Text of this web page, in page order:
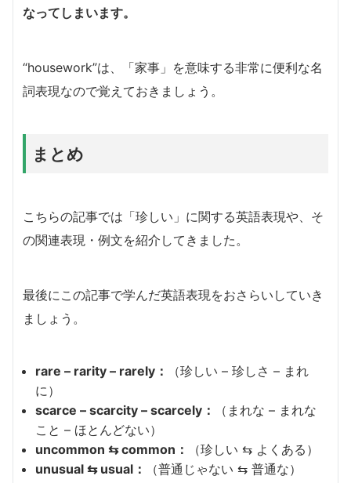
なってしまいます。
“housework”は、「家事」を意味する非常に便利な名
詞表現なので覚えておきましょう。
まとめ
こちらの記事では「珍しい」に関する英語表現や、そ
の関連表現・例文を紹介してきました。
最後にこの記事で学んだ英語表現をおさらいしていき
ましょう。
rare – rarity – rarely：
（珍しい – 珍しさ – まれ
に）
scarce – scarcity – scarcely：
（まれな – まれな
こと – ほとんどない）
uncommon ⇆ common：
（珍しい ⇆ よくある）
unusual ⇆ usual：
（普通じゃない ⇆ 普通な）